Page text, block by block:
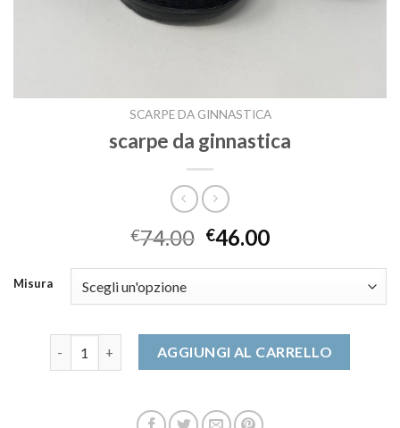
SCARPE DA GINNASTICA
scarpe da ginnastica
€74.00 €46.00
Misura
scarpe da ginnastica quantitàAGGIUNGI AL CARRELLO